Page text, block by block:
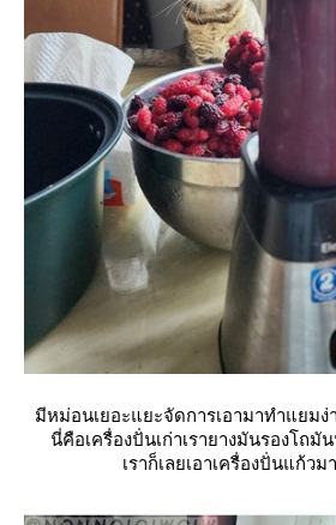
มีหม่อนเยอะแยะจัดการเอามาทำแยมง่
นี่คือเครื่องปั่นเก่าเรายางมันรองโถมั
เราก็เลยเอาเครื่องปั่นแก้วม